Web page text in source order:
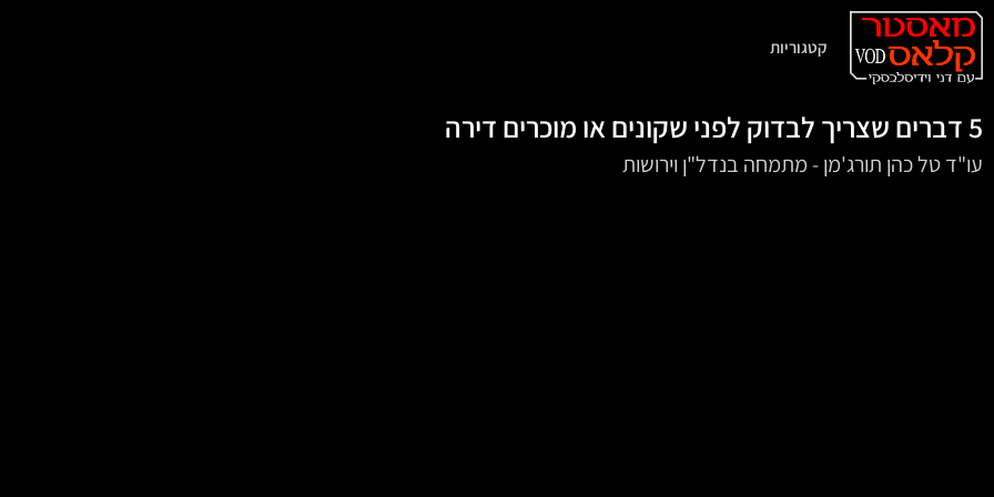
קטגוריות
5 דברים שצריך לבדוק לפני שקונים או מוכרים דירה
‏‏‏‏‏‏‏‏‏עו"ד טל כהן תורג'מן - מתמחה בנדל"ן וירושות